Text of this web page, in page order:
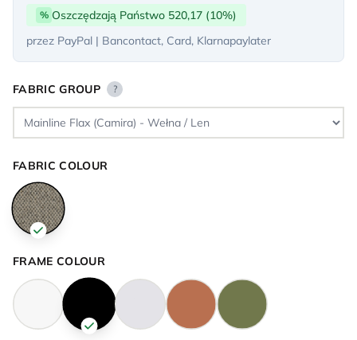
% Oszczędzają Państwo 520,17 (10%)
przez PayPal | Bancontact, Card, Klarnapaylater
FABRIC GROUP ?
FABRIC COLOUR
FRAME COLOUR